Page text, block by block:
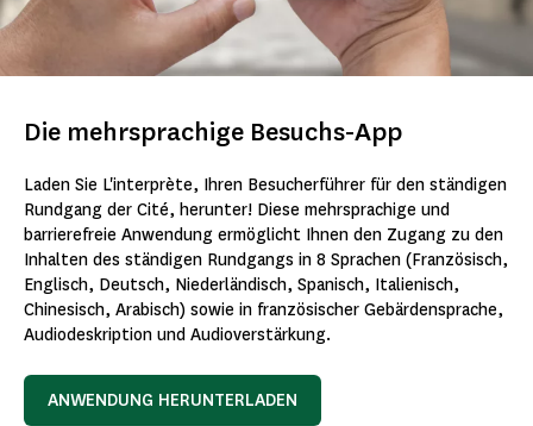
Die mehrsprachige Besuchs-App
Laden Sie L'interprète, Ihren Besucherführer für den ständigen
Rundgang der Cité, herunter! Diese mehrsprachige und
barrierefreie Anwendung ermöglicht Ihnen den Zugang zu den
Inhalten des ständigen Rundgangs in 8 Sprachen (Französisch,
Englisch, Deutsch, Niederländisch, Spanisch, Italienisch,
Chinesisch, Arabisch) sowie in französischer Gebärdensprache,
Audiodeskription und Audioverstärkung.
ANWENDUNG HERUNTERLADEN